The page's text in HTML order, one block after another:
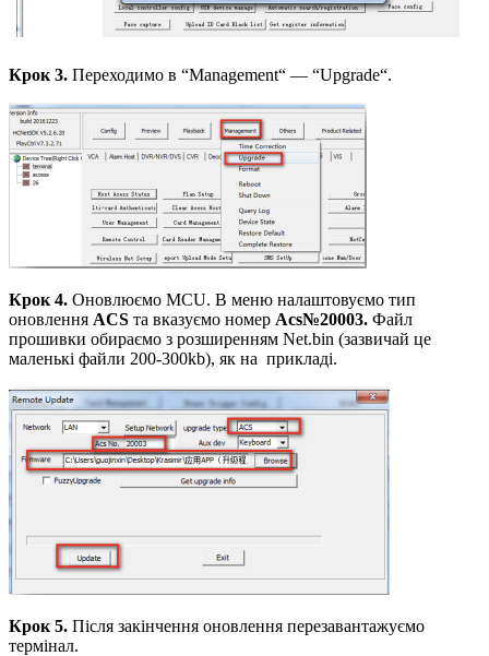
Крок 3. Переходимо в “Management“ — “Upgrade“.
Крок 4. Оновлюємо MCU. В меню налаштовуємо тип
оновлення ACS та вказуємо номер Acs№20003. Файл
прошивки обираємо з розширенням Net.bin (зазвичай це
маленькі файли 200-300kb), як на прикладі.
Крок 5. Після закінчення оновлення перезавантажуємо
термінал.